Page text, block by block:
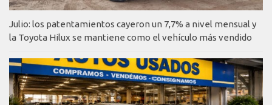
Julio: los patentamientos cayeron un 7,7% a nivel mensual y
la Toyota Hilux se mantiene como el vehículo más vendido